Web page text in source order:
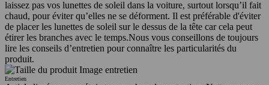
laissez pas vos lunettes de soleil dans la voiture, surtout lorsqu’il fait
chaud, pour éviter qu’elles ne se déforment. Il est préférable d'éviter
de placer les lunettes de soleil sur le dessus de la tête car cela peut
étirer les branches avec le temps.Nous vous conseillons de toujours
lire les conseils d’entretien pour connaître les particularités du
produit.
Entretien